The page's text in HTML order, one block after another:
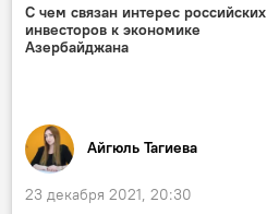
С чем связан интерес российских
инвесторов к экономике
Азербайджана
Айгюль Тагиева
23 декабря 2021, 20:30